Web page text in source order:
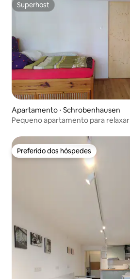
Superhost
Superhost
Apartamento ⋅ Schrobenhausen
Pequeno apartamento para relaxar
Preferido dos hóspedes
Preferido dos hóspedes